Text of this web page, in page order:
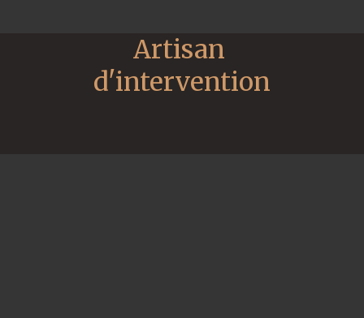
Artisan
d'intervention